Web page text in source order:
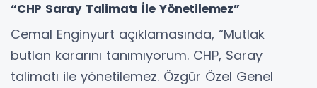
“CHP Saray Talimatı İle Yönetilemez”
Cemal Enginyurt açıklamasında, “Mutlak
butlan kararını tanımıyorum. CHP, Saray
talimatı ile yönetilemez. Özgür Özel Genel